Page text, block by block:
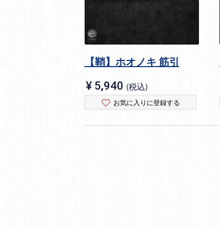
【鞘】ホオノキ 筋引
¥ 5,940 税込
お気に入りに登録する